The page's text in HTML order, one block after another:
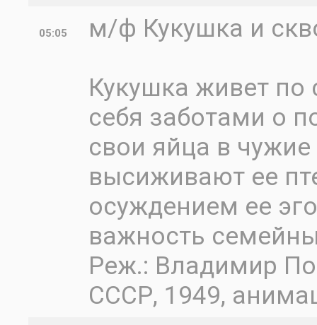
05:05
м/ф Кукушка и
Кукушка живет по
себя заботами о
свои яйца в чужие
высиживают ее
осуждением ее
важность
Реж.: Владимир
СССР, 1949,